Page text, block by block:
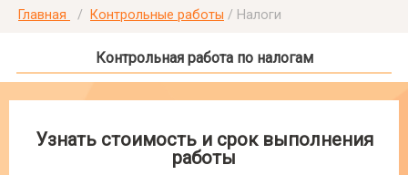
Главная / Контрольные работы / Налоги
Контрольная работа по налогам
Узнать стоимость и срок выполнения
работы